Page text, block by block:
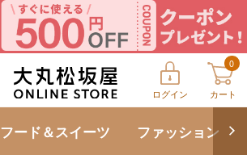
ログイン
0
カート
フード＆スイーツ ファッション